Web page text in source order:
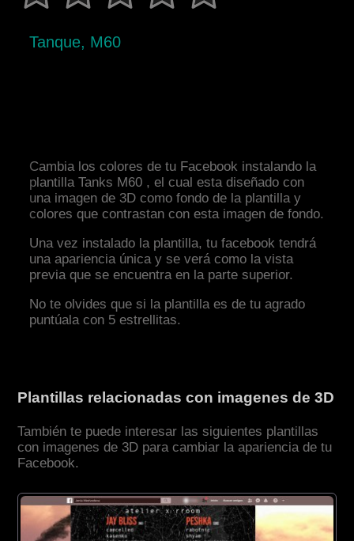
Tanque, M60
Cambia los colores de tu Facebook instalando la
plantilla Tanks M60 , el cual esta diseñado con
una imagen de 3D como fondo de la plantilla y
colores que contrastan con esta imagen de fondo.
Una vez instalado la plantilla, tu facebook tendrá
una apariencia única y se verá como la vista
previa que se encuentra en la parte superior.
No te olvides que si la plantilla es de tu agrado
puntúala con 5 estrellitas.
Plantillas relacionadas con imagenes de 3D
También te puede interesar las siguientes plantillas
con imagenes de 3D para cambiar la apariencia de tu
Facebook.